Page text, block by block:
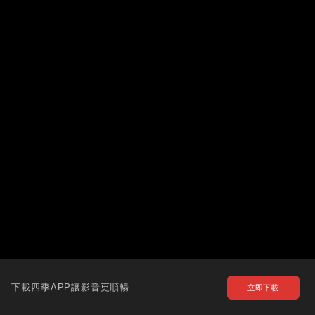
下載四季APP讓影音更順暢 立即下載